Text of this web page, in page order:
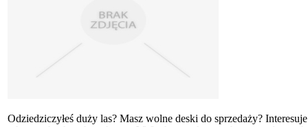
Odziedziczyłeś duży las? Masz wolne deski do sprzedaży?